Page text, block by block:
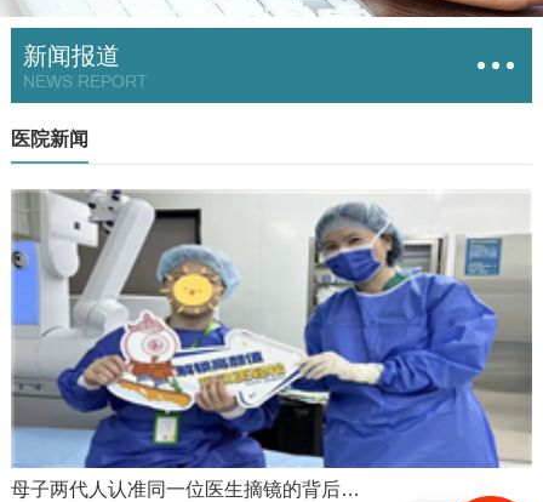
新闻报道
NEWS REPORT
医院新闻
母子两代人认准同一位医生摘镜的背后…